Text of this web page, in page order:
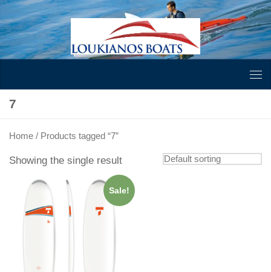
Skip to content
7
Home / Products tagged “7”
Showing the single result
Sale!